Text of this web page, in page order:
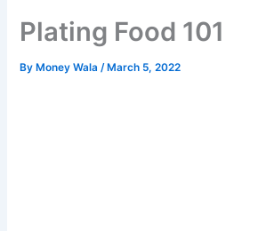
Plating Food 101
By Money Wala/ March 5, 2022